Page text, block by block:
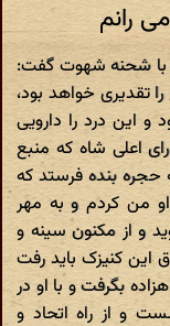
رانم
با شحنه شهوت گفت:
تقدیری خواهد بود،
این درد را دارویی
اعلی شاه که منبع
حجره بنده فرستد که
او من کردم و به مهر
و از مکنون سینه و
این کنیزک باید رفت
بگرفت و با او در
و از راه اتحاد و